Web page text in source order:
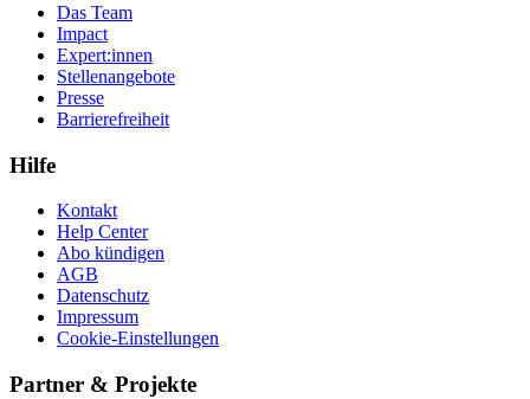
Das Team
Impact
Expert:innen
Stellenangebote
Presse
Barrierefreiheit
Hilfe
Kontakt
Help Center
Abo kündigen
AGB
Datenschutz
Impressum
Cookie-Einstellungen
Partner & Projekte